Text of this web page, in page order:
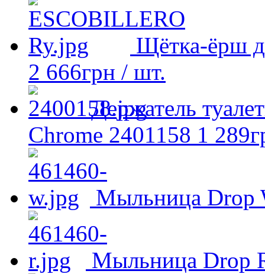
Щётка-ёрш
2 666грн / шт.
Держатель
Chrome 2401158 1 289
Мыльница Drop
Мыльница Drop